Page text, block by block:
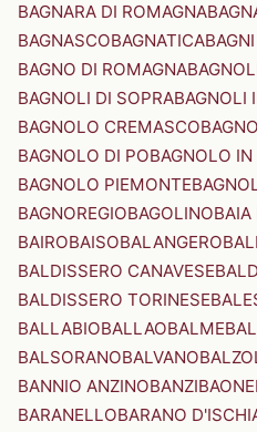
BAGNARA DI ROMAGNA
BAGNASCOBAGNATICA
BAGNO DI ROMAGNA
BAGNOLI DI SOPRABAGNOLI
BAGNOLO CREMASCO
BAGNOLO DI POBAGNOLO IN
BAGNOLO PIEMONTE
BAGNOREGIOBAGOLINOBAIA
BAIROBAISOBALANGERO
BALDISSERO CANAVESE
BALDISSERO TORINESE
BALLABIOBALLAOBALME
BALSORANOBALVANO
BANNIO ANZINOBANZIBAONE
BARANELLOBARANO